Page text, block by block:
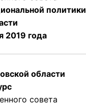
политики
2019 года
области
совета